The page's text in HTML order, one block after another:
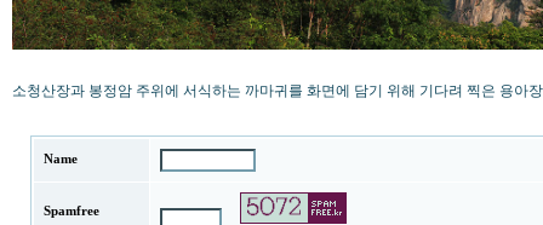
소청산장과 봉정암 주위에 서식하는 까마귀를 화면에 담기 위해 기다려 찍은 용아
Name
Spamfree